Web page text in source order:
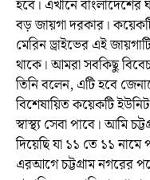
হবে। এখানে
বড় জায়গা দরকার।
মেরিন ড্রাইভের এই
থাকে। আমরা সবকিছু
তিনি বলেন, এটি হবে
বিশেষায়িত কয়েকটি
স্বাস্থ্য সেবা পাবে। আমি
দিয়েছি যা ১১ তে ১১
এরআগে চট্টগ্রাম নগরের